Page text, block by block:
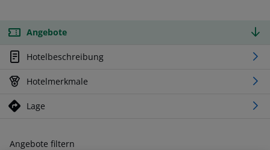
Angebote
Hotelbeschreibung
Hotelmerkmale
Lage
Angebote filtern